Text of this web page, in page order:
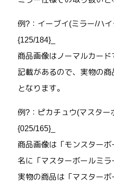
例?：イーブイ(ミラー/ハイ
{125/184}_
商品画像はノーマルカー
記載があるので、実物の
となります。
例?：ピカチュウ(マスター
{025/165}_
商品画像は「モンスター
名に「マスターボールミラ
実物の商品は「マスター